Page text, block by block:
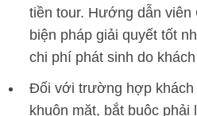
tiền tour. Hướng dẫn
biện pháp giải quyết tốt
chi phí phát sinh do
Đối với trường hợp khách
khuôn mặt, bắt buộc